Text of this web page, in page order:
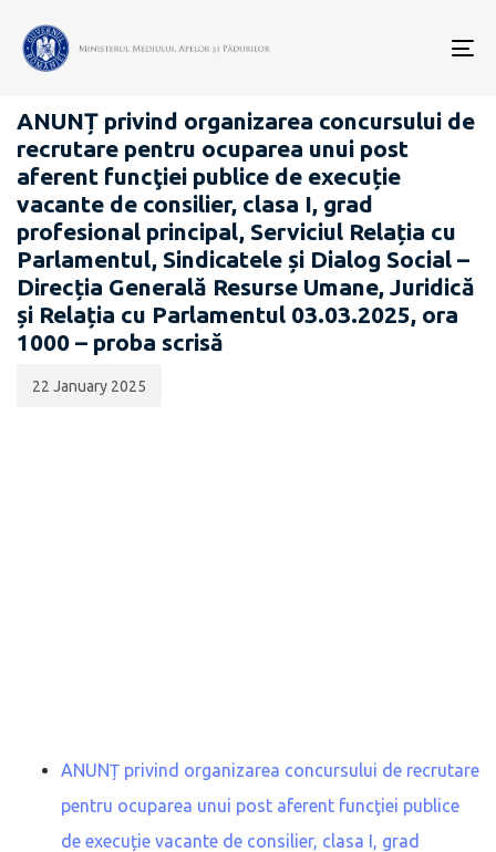
CARIERĂ
ANUNȚ privind organizarea concursului de
recrutare pentru ocuparea unui post
aferent funcţiei publice de execuție
vacante de consilier, clasa I, grad
profesional principal, Serviciul Relația cu
Parlamentul, Sindicatele și Dialog Social –
Direcția Generală Resurse Umane, Juridică
și Relația cu Parlamentul 03.03.2025, ora
1000 – proba scrisă
publicării:
22 January 2025
ANUNȚ privind organizarea concursului de recrutare
pentru ocuparea unui post aferent funcţiei publice
de execuție vacante de consilier, clasa I, grad